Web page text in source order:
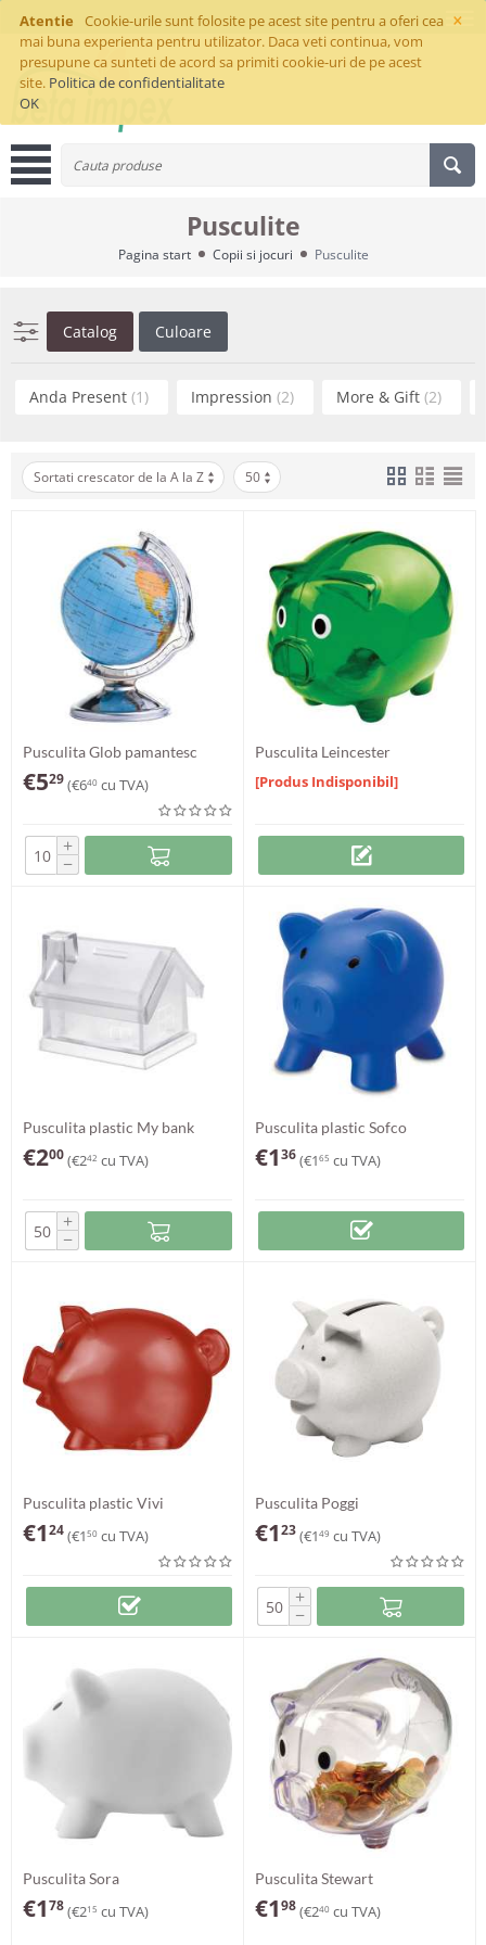
×
Atentie
Cookie-urile sunt folosite pe acest site pentru a oferi cea
mai buna experienta pentru utilizator. Daca veti continua, vom
presupune ca sunteti de acord sa primiti cookie-uri de pe acest
site. Politica de confidentialitate
OK
Pusculite
Pagina start Copii si jocuri Pusculite
Catalog Culoare
Anda Present (1) Impression (2) More & Gift (2)
Sortati crescator de la A la Z 50
Pusculita Glob pamantesc
Puccini
€529(€640 cu TVA)
+
−
Pusculita Leincester
[Produs Indisponibil]
Pusculita plastic My bank
€200(€242 cu TVA)
+
−
Pusculita plastic Sofco
€136(€1 65 cu TVA)
Pusculita plastic Vivi
€124(€1 50 cu TVA)
Pusculita Poggi
€123(€1 49 cu TVA)
+
−
Pusculita Sora
€178(€215 cu TVA)
Pusculita Stewart
€198(€240 cu TVA)